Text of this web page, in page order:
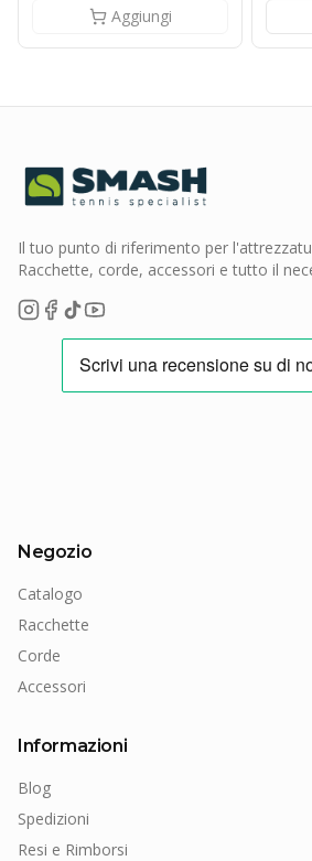
Aggiungi
Il tuo punto di riferimento per
Racchette, corde, accessori e tutto il
Negozio
Catalogo
Racchette
Corde
Accessori
Informazioni
Blog
Spedizioni
Resi e Rimborsi